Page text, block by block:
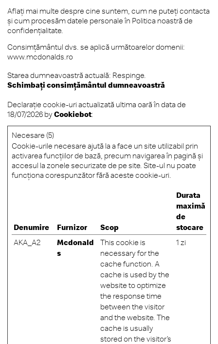
Aflați mai multe despre cine suntem, cum ne puteți contacta
și cum procesăm datele personale în Politica noastră de
confidențialitate.
Consimţământul dvs. se aplică următoarelor domenii:
www.mcdonalds.ro
Starea dumneavoastră actuală: Respinge.
Schimbați consimțământul dumneavoastră
Declaraţie cookie-uri actualizată ultima oară în data de
18/07/2026 by Cookiebot:
Necesare (5)
Cookie-urile necesare ajută la a face un site utilizabil prin
activarea funcţiilor de bază, precum navigarea în pagină şi
accesul la zonele securizate de pe site. Site-ul nu poate
funcţiona corespunzător fără aceste cookie-uri.
Denumire Furnizor Scop
Durata
maximă
de
stocare
AKA_A2
Mcdonald
s
This cookie is
necessary for the
cache function. A
cache is used by the
website to optimize
the response time
between the visitor
and the website. The
cache is usually
stored on the visitor’s
1 zi